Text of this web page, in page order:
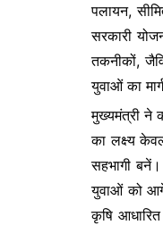
पलायन,
सरकारी
तकनीकों,
युवाओं का
मुख्यमंत्री ने
का लक्ष्य
सहभागी
युवाओं को
कृषि